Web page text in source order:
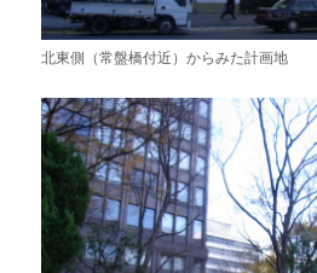
北東側（常盤橋付近）からみた計画地